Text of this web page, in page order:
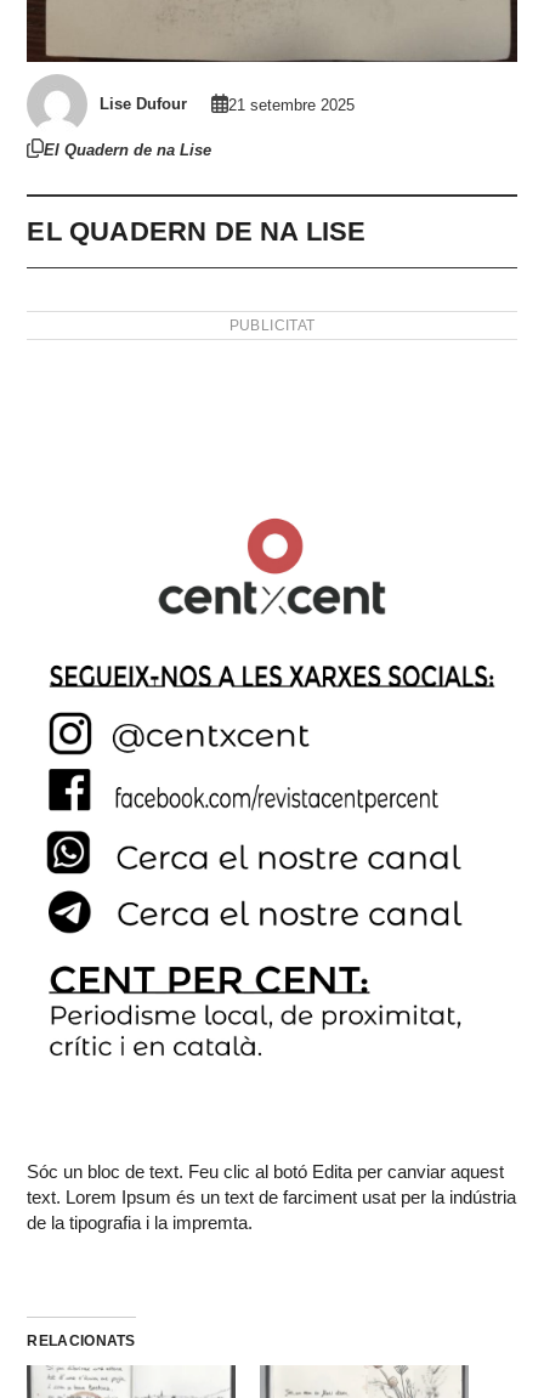
Lise Dufour 21 setembre 2025
El Quadern de na Lise
EL QUADERN DE NA LISE
PUBLICITAT
Sóc un bloc de text. Feu clic al botó Edita per canviar aquest
text. Lorem Ipsum és un text de farciment usat per la indústria
de la tipografia i la impremta.
RELACIONATS